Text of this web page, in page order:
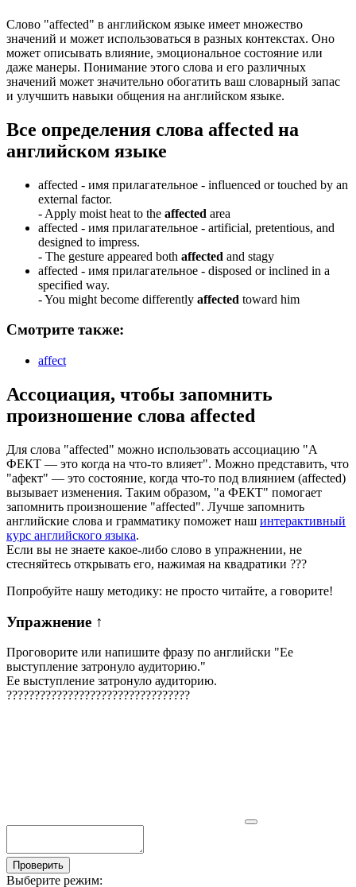
Слово "affected" в английском языке имеет множество
значений и может использоваться в разных контекстах. Оно
может описывать влияние, эмоциональное состояние или
даже манеры. Понимание этого слова и его различных
значений может значительно обогатить ваш словарный запас
и улучшить навыки общения на английском языке.
Все определения слова affected на
английском языке
affected - имя прилагательное - influenced or touched by an
external factor.
- Apply moist heat to the affected area
affected - имя прилагательное - artificial, pretentious, and
designed to impress.
- The gesture appeared both affected and stagy
affected - имя прилагательное - disposed or inclined in a
specified way.
-You might become differently affected toward him
Смотрите также:
affect
Ассоциация, чтобы запомнить
произношение слова affected
Для слова "affected" можно использовать ассоциацию "А
ФЕКТ — это когда на что-то влияет". Можно представить, что
"афект" — это состояние, когда что-то под влиянием (affected)
вызывает изменения. Таким образом, "а ФЕКТ" помогает
запомнить произношение "affected". Лучше запомнить
английские слова и грамматику поможет наш интерактивный
курс английского языка.
Если вы не знаете какое-либо слово в упражнении, не
стесняйтесь открывать его, нажимая на квадратики ???
Попробуйте нашу методику: не просто читайте, а говорите!
Упражнение ↑
Проговорите или напишите фразу по английски "Ее
выступление затронуло аудиторию."
Ее выступление затронуло аудиторию.
?????????????????????????????????
Проверить
Выберите режим: